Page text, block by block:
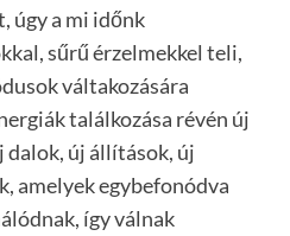
úgy a mi időnk
sűrű érzelmekkel teli,
váltakozására
találkozása révén új
dalok, új állítások, új
amelyek egybefonódva
így válnak